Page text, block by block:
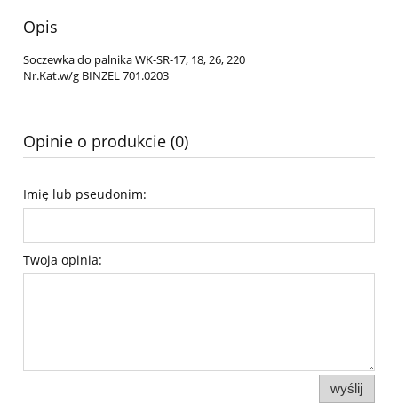
Opis
Soczewka do palnika WK-SR-17, 18, 26, 220
Nr.Kat.w/g BINZEL 701.0203
Opinie o produkcie (0)
Imię lub pseudonim:
Twoja opinia:
wyślij